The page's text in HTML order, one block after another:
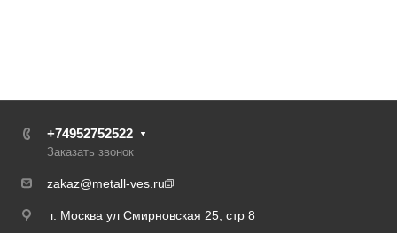
+74952752522
Заказать звонок
zakaz@metall-ves.ru
г. Москва ул Смирновская 25, стр 8